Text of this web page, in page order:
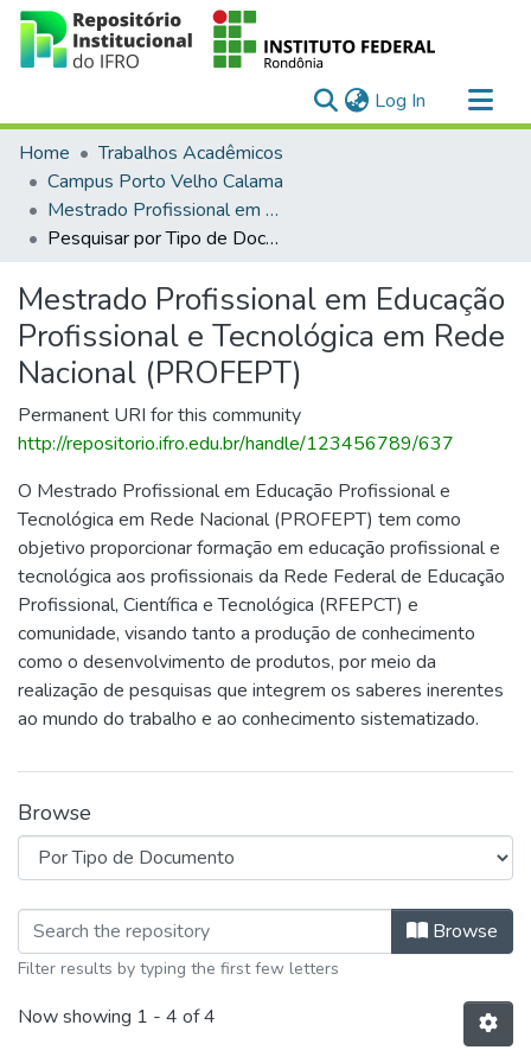
Log In (current)
Communities & Collections
All of DSpace
Home
Trabalhos Acadêmicos
Campus Porto Velho Calama
Mestrado Profissional em Educação Profissional e Tecnológica em Rede Nacional (PROFEPT)
Pesquisar por Tipo de Documento
Mestrado Profissional em Educação
Profissional e Tecnológica em Rede
Nacional (PROFEPT)
Permanent URI for this community
http://repositorio.ifro.edu.br/handle/123456789/637
O Mestrado Profissional em Educação Profissional e
Tecnológica em Rede Nacional (PROFEPT) tem como
objetivo proporcionar formação em educação profissional e
tecnológica aos profissionais da Rede Federal de Educação
Profissional, Científica e Tecnológica (RFEPCT) e
comunidade, visando tanto a produção de conhecimento
como o desenvolvimento de produtos, por meio da
realização de pesquisas que integrem os saberes inerentes
ao mundo do trabalho e ao conhecimento sistematizado.
Browse
Browsing Mestrado Profissional em
Browse
Filter results by typing the first few letters
Now showing 1 - 4 of 4